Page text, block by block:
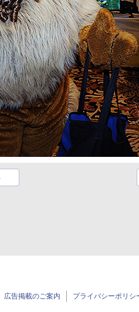
広告掲載のご案内 プライバシーポリシ